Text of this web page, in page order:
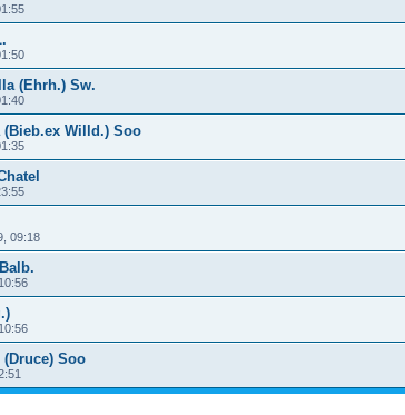
(Ehrh.) Sw.
Willd.) Soo
09:18
Soo